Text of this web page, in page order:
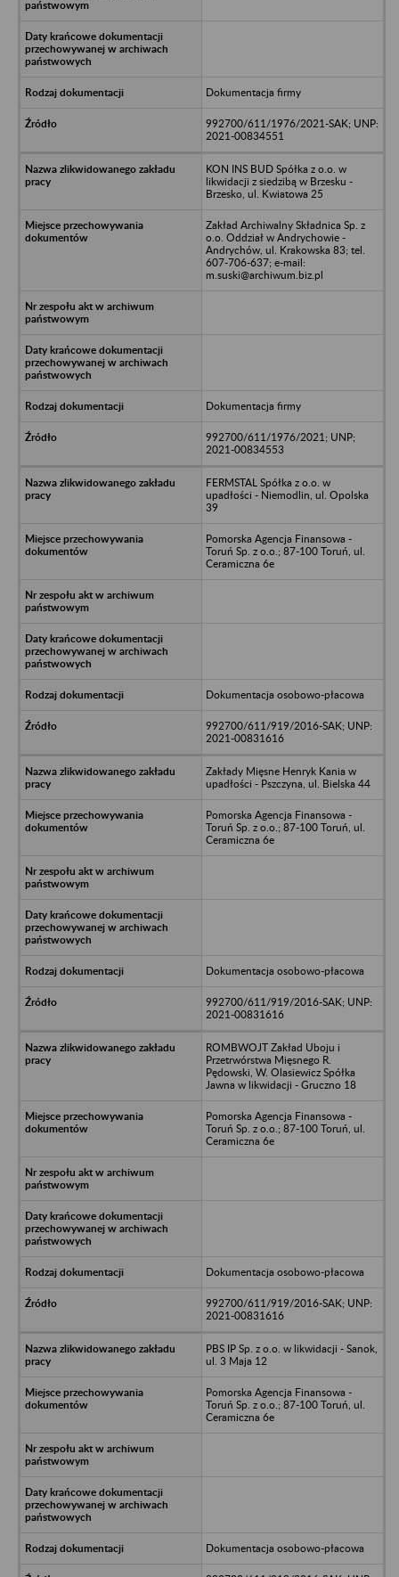
Dokumentacja firmy
992700/611/1976/2021-SAK; UNP:
2021-00834551
KON INS BUD Spółka z o.o. w
likwidacji z siedzibą w Brzesku -
Brzesko, ul. Kwiatowa 25
Zakład Archiwalny Składnica Sp. z
o.o. Oddział w Andrychowie -
Andrychów, ul. Krakowska 83; tel.
607-706-637; e-mail:
m.suski@archiwum.biz.pl
Dokumentacja firmy
992700/611/1976/2021; UNP;
2021-00834553
FERMSTAL Spółka z o.o. w
upadłości - Niemodlin, ul. Opolska
39
Pomorska Agencja Finansowa -
Toruń Sp. z o.o.; 87-100 Toruń, ul.
Ceramiczna 6e
Dokumentacja osobowo-płacowa
992700/611/919/2016-SAK; UNP:
2021-00831616
Zakłady Mięsne Henryk Kania w
upadłości - Pszczyna, ul. Bielska 44
Pomorska Agencja Finansowa -
Toruń Sp. z o.o.; 87-100 Toruń, ul.
Ceramiczna 6e
Dokumentacja osobowo-płacowa
992700/611/919/2016-SAK; UNP:
2021-00831616
ROMBWOJT Zakład Uboju i
Przetrwórstwa Mięsnego R.
Pędowski, W. Olasiewicz Spółka
Jawna w likwidacji - Gruczno 18
Pomorska Agencja Finansowa -
Toruń Sp. z o.o.; 87-100 Toruń, ul.
Ceramiczna 6e
Dokumentacja osobowo-płacowa
992700/611/919/2016-SAK; UNP:
2021-00831616
PBS IP Sp. z o.o. w likwidacji - Sanok,
ul. 3 Maja 12
Pomorska Agencja Finansowa -
Toruń Sp. z o.o.; 87-100 Toruń, ul.
Ceramiczna 6e
Dokumentacja osobowo-płacowa